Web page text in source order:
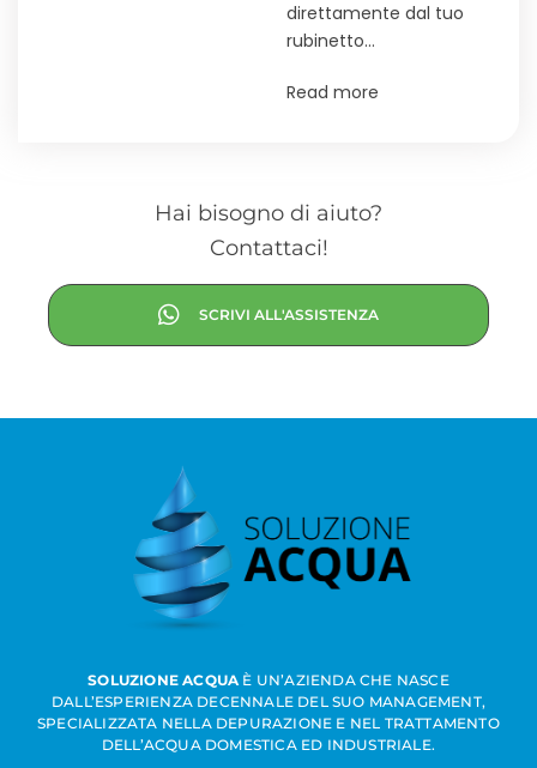
direttamente dal tuo
rubinetto…
Read more
Hai bisogno di aiuto?
Contattaci!
SCRIVI ALL'ASSISTENZA
SOLUZIONE ACQUA È UN’AZIENDA CHE NASCE
DALL’ESPERIENZA DECENNALE DEL SUO MANAGEMENT,
SPECIALIZZATA NELLA DEPURAZIONE E NEL TRATTAMENTO
DELL’ACQUA DOMESTICA ED INDUSTRIALE.